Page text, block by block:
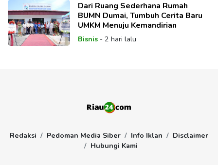
Dari Ruang Sederhana Rumah
BUMN Dumai, Tumbuh Cerita Baru
UMKM Menuju Kemandirian
Bisnis- 2 hari lalu
Redaksi Pedoman Media Siber Info Iklan
Disclaimer
Hubungi Kami